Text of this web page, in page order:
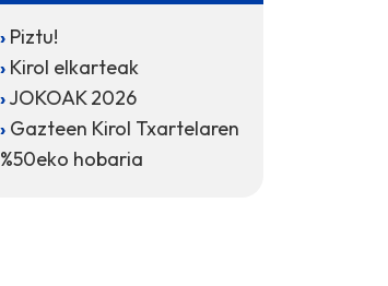
Piztu!
Kirol elkarteak
JOKOAK 2026
Gazteen Kirol Txartelaren
%50eko hobaria